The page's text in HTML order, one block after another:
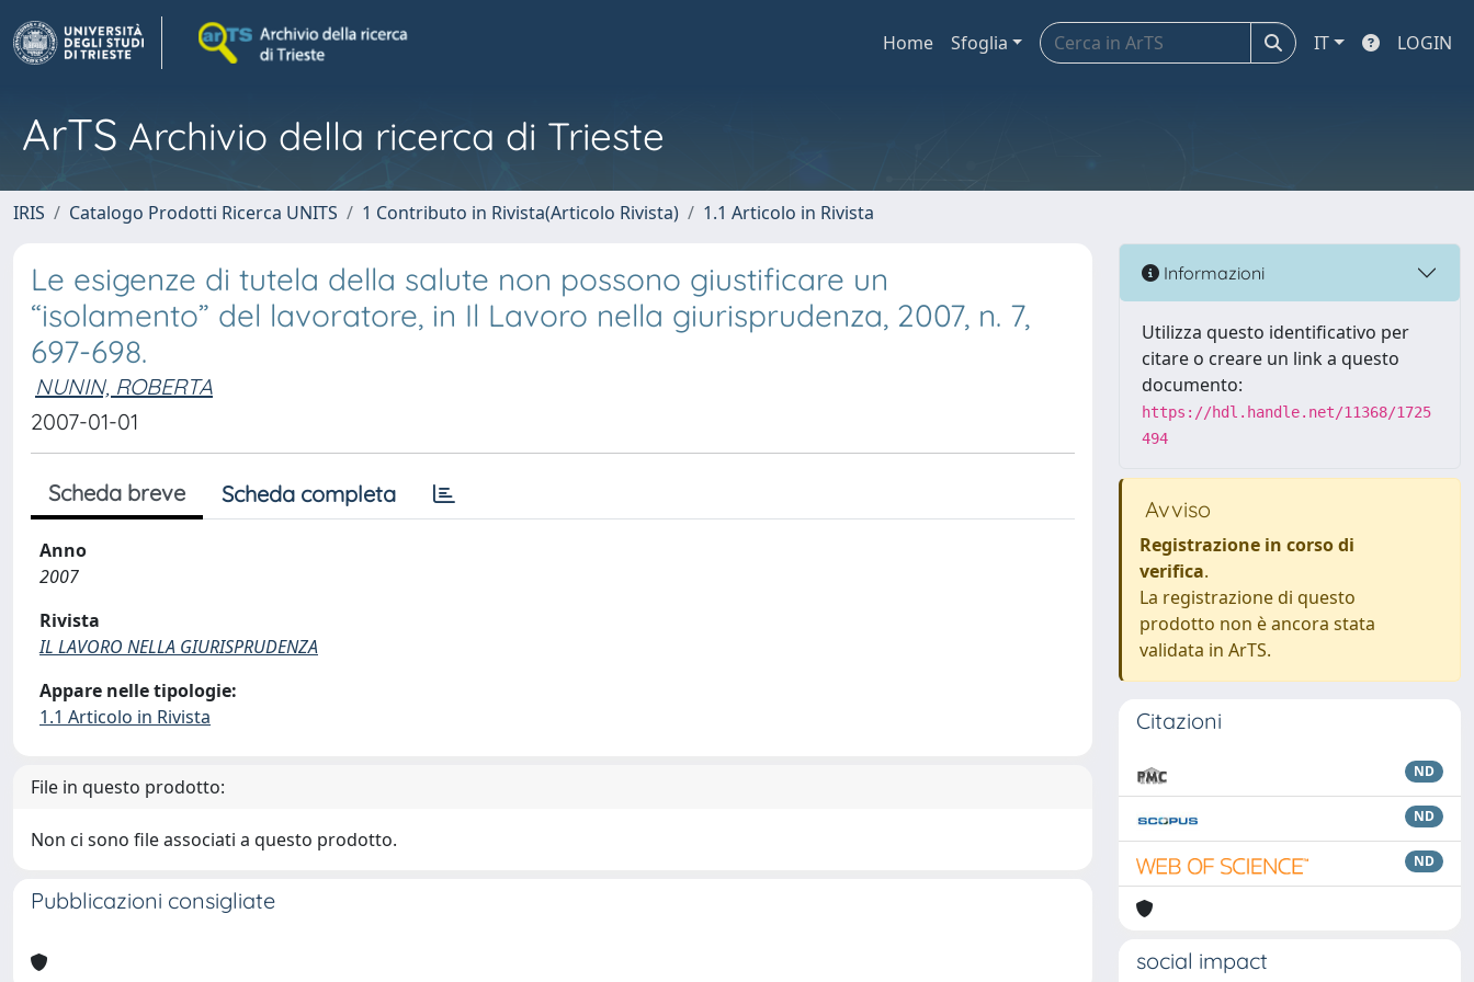
Home Sfoglia IT LOGIN
ArTS Archivio della ricerca di Trieste
IRIS Catalogo Prodotti Ricerca UNITS 1 Contributo in Rivista(Articolo Rivista) 1.1 Articolo in Rivista
Le esigenze di tutela della salute non possono giustificare un
“isolamento” del lavoratore, in Il Lavoro nella giurisprudenza, 2007, n. 7,
697-698.
NUNIN, ROBERTA
2007-01-01
Scheda breve Scheda completa
Anno
2007
Rivista
IL LAVORO NELLA GIURISPRUDENZA
Appare nelle tipologie:
1.1 Articolo in Rivista
File in questo prodotto:
Non ci sono file associati a questo prodotto.
Pubblicazioni consigliate
Informazioni
Utilizza questo identificativo per
citare o creare un link a questo
documento:
https://hdl.handle.net/11368/1725
494
Avviso
Registrazione in corso di
verifica.
La registrazione di questo
prodotto non è ancora stata
validata in ArTS.
Citazioni
ND
ND
ND
social impact